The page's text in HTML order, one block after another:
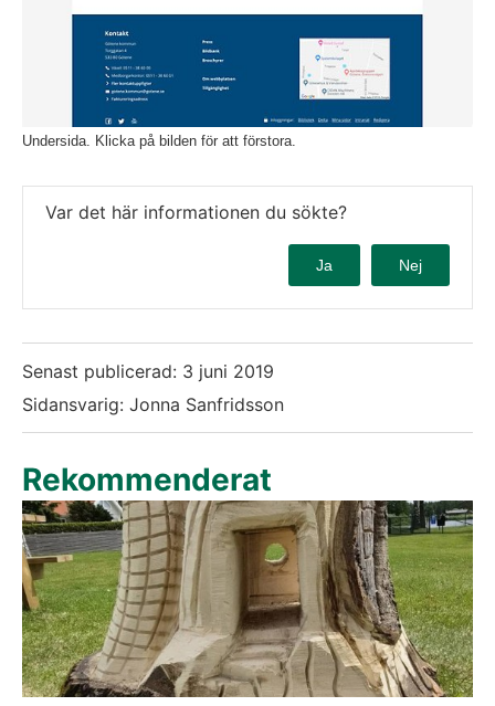
Undersida. Klicka på bilden för att förstora.
Var det här informationen du sökte?
Ja Nej
Senast publicerad: 3 juni 2019
Sidansvarig: Jonna Sanfridsson
Rekommenderat